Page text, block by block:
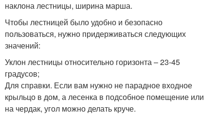
наклона лестницы, ширина марша.
Чтобы лестницей было удобно и безопасно
пользоваться, нужно придерживаться следующих
значений:
Уклон лестницы относительно горизонта – 23-45
градусов;
Для справки. Если вам нужно не парадное входное
крыльцо в дом, а лесенка в подсобное помещение или
на чердак, угол можно делать круче.